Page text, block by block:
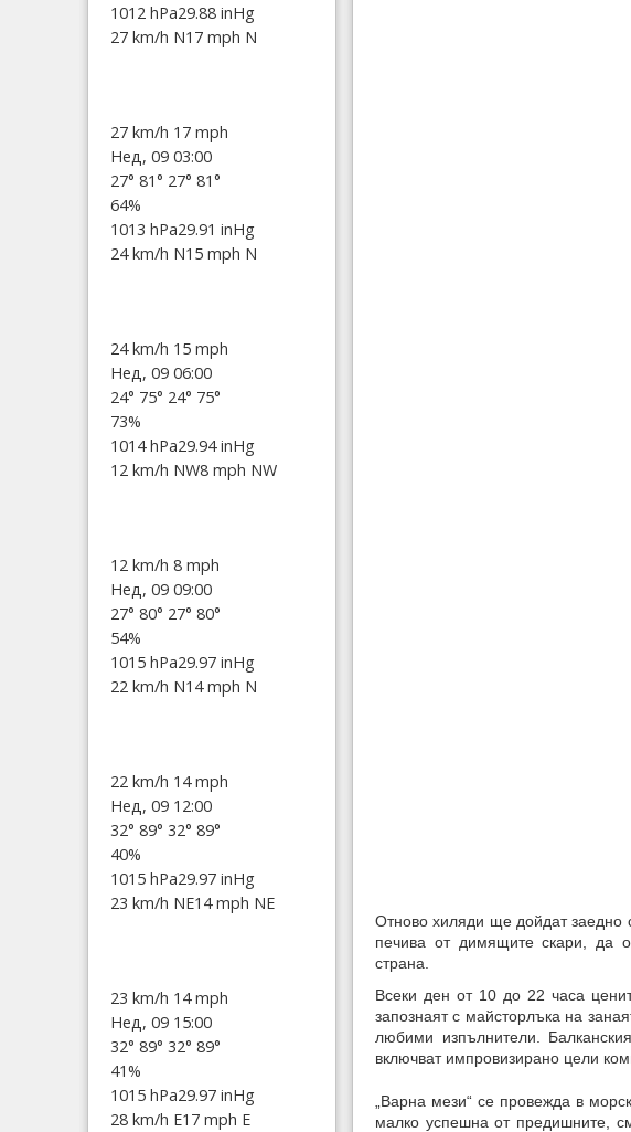
Отново хиляди ще дойдат заедно
печива от димящите скари, да
страна.
Всеки ден от 10 до 22 часа
запознаят с майсторлъка на
любими изпълнители.
включват импровизирано цели
„Варна мези“ се провежда в
малко успешна от предишните,
1012 hPa29.88 inHg
27 km/h N17 mph N
27 km/h 17 mph
Нед, 09 03:00
27° 81° 27° 81°
64%
1013 hPa29.91 inHg
24 km/h N15 mph N
24 km/h 15 mph
Нед, 09 06:00
24° 75° 24° 75°
73%
1014 hPa29.94 inHg
12 km/h NW8 mph NW
12 km/h 8 mph
Нед, 09 09:00
27° 80° 27° 80°
54%
1015 hPa29.97 inHg
22 km/h N14 mph N
22 km/h 14 mph
Нед, 09 12:00
32° 89° 32° 89°
40%
1015 hPa29.97 inHg
23 km/h NE14 mph NE
23 km/h 14 mph
Нед, 09 15:00
32° 89° 32° 89°
41%
1015 hPa29.97 inHg
28 km/h E17 mph E